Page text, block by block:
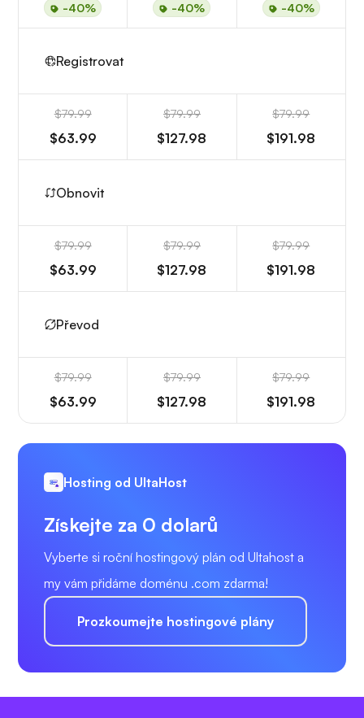
-40% -40% -40%
Registrovat
$79.99
$63.99
$79.99
$127.98
$79.99
$191.98
Obnovit
$79.99
$63.99
$79.99
$127.98
$79.99
$191.98
Převod
$79.99
$63.99
$79.99
$127.98
$79.99
$191.98
Hosting od UltaHost
Získejte za 0 dolarů
Vyberte si roční hostingový plán od Ultahost a
my vám přidáme doménu .com zdarma!
Prozkoumejte hostingové plány